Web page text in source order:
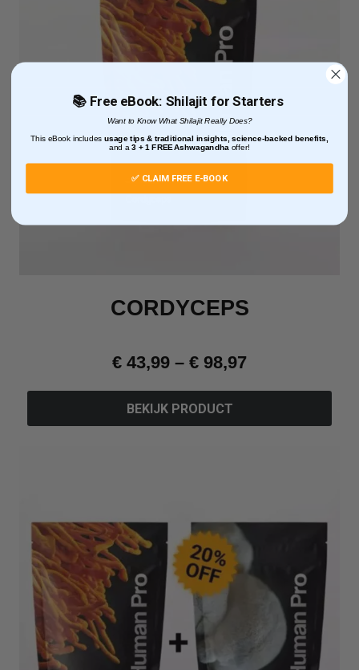
CORDYCEPS
€ 43,99 – € 98,97
BEKIJK PRODUCT
📚 Free eBook: Shilajit for Starters
Want to Know What Shilajit Really Does?
This eBook includes usage tips & traditional insights, science-backed benefits,
and a3 + 1 FREE Ashwagandha offer!
✅ CLAIM FREE E-BOOK